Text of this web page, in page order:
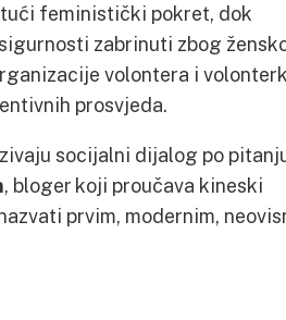
feministički pokret, dok
zabrinuti zbog
volontera i
prosvjeda.
socijalni dijalog po
, bloger koji proučava kineski
prvim, modernim,